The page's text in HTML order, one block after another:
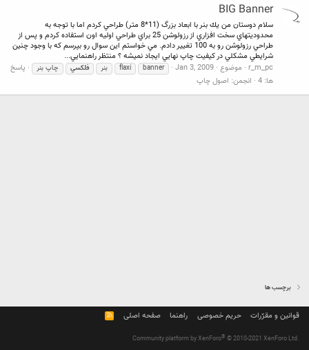
BIG Banner
سلام دوستان من يك بنر با ابعاد بزرگ (11*8 متر) طراحي كردم اما با توجه به
محدوديتهاي سخت افزاري از رزولوشن 25 براي طراحي اوليه اون استفاده كردم و پس از
طراحي رزولوشن رو به 100 تغيير دادم. مي خواستم اين سوال رو بپرسم كه با وجود چنين
شرايطي مشكلي در كيفيت چاپ نهايي ايجاد نميشه ؟ منتظر راهنمايي...
r_m_pc موضوع Jan 3, 2009
banner
flaxi بنر فلكسي چاپ بنر
پاسخ
ها: 4
انجمن: اصول چاپ
برچسب ها
قوانین و مقرّرات حریم خصوصی راهنما صفحه اصلی
R
S
Community platform by XenForo® © 2010-2021 XenForo Ltd.